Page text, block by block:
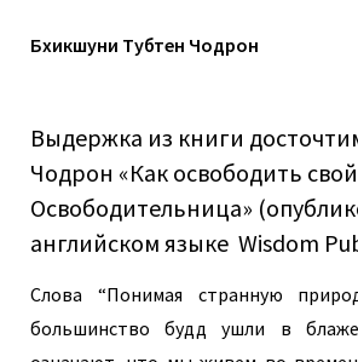
Бхикшуни Тубтен Чодрон
Выдержка из книги
Чодрон «Как освободить
Освободительница»
английском языке Wisdom
Слова “Понимая странную
большинство будд ушли в